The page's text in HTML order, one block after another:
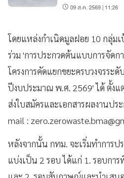
09 ส.ค. 2569 | 11:26
โดยแหล่งกำเนิดมูลฝอย 10 กลุ่มเ
ร่วม 'การประกวดต้นแบบการจัดก
โครงการคัดแยกขยะครบวงจรระดั
ปีงบประมาณ พ.ศ. 2569' ได้ ตั้งแ
ส่งใบสมัครและเอกสารผลงานป
mail :
หลังจากนั้น กทม. จะเริ่มทำการป
แบ่งเป็น 2 รอบ ได้แก่ 1. รอบกา